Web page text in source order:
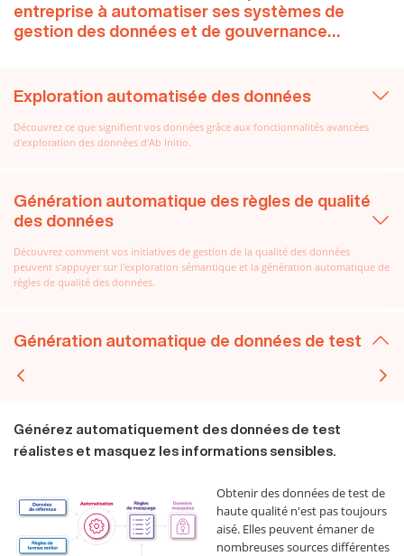
entreprise à automatiser ses systèmes de
gestion des données et de gouvernance…
Exploration automatisée des données
Découvrez ce que signifient vos données grâce aux fonctionnalités avancées
d'exploration des données d'Ab Initio.
Génération automatique des règles de qualité
des données
Découvrez comment vos initiatives de gestion de la qualité des données
peuvent s'appuyer sur l'exploration sémantique et la génération automatique de
règles de qualité des données.
Génération automatique de données de test
Générez automatiquement des données de test
réalistes et masquez les informations sensibles.
Obtenir des données de test de
haute qualité n'est pas toujours
aisé. Elles peuvent émaner de
nombreuses sources différentes